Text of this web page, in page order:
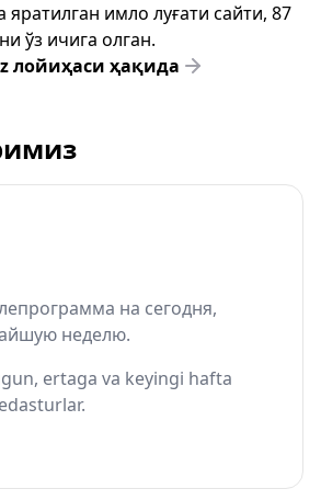
яратилган имло луғати сайти, 87
ўз ичига олган.
лойиҳаси ҳақида
на сегодня,
неделю.
ertaga va keyingi hafta